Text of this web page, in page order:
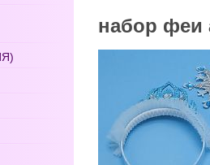
набор феи